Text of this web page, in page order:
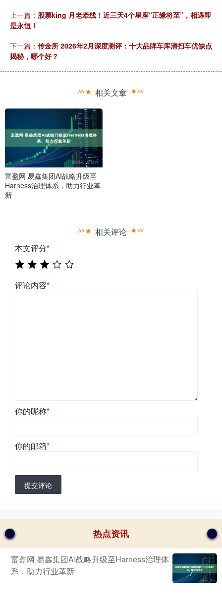
上一篇： 股票king 月老牵线！近三天4个星座“正缘将至”，相遇即
是永恒！
下一篇： 传金所 2026年2月深度测评：十大品牌车库清扫车优缺点
揭秘，哪个好？
相关文章
富盈网 易鑫集团AI战略升级至
Harness治理体系，助力行业革
新
相关评论
本文评分*
评论内容*
你的昵称*
你的邮箱*
提交评论
热点资讯
富盈网 易鑫集团AI战略升级至Harness治理体
系，助力行业革新